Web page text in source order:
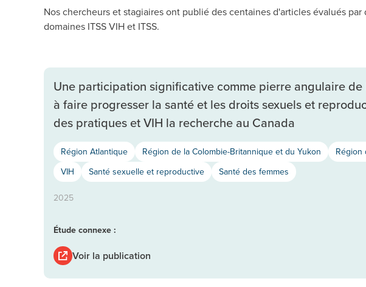
Nos chercheurs et stagiaires ont publié des centaines d'articles évalués
domaines ITSS VIH et ITSS.
Une participation significative comme pierre angulaire
à faire progresser la santé et les droits sexuels et
des pratiques et VIH la recherche au Canada
Région Atlantique Région de la Colombie-Britannique et du Yukon
Région
VIH
Santé sexuelle et reproductive Santé des femmes
2025
Étude connexe :
Voir la publication